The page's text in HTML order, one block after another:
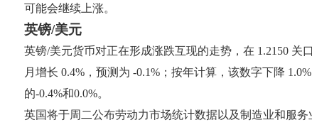
可能会继续上涨。
英镑/美元
英镑/美元货币对正在形成涨跌互现的走势，在 1.2150
月增长 0.4%，预测为 -0.1%；按年计算，该数字下降
的-0.4%和0.0%。
英国将于周二公布劳动力市场统计数据以及制造业和服